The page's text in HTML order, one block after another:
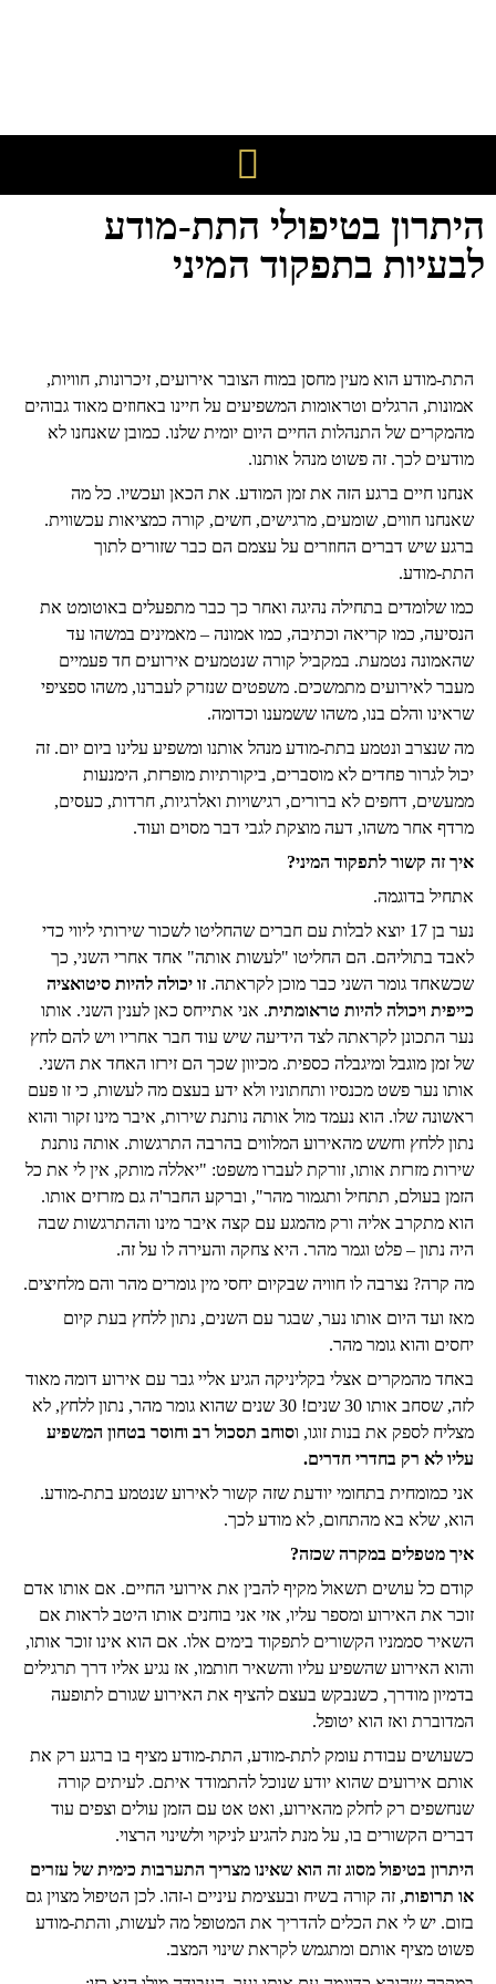
היתרון בטיפולי התת-מודע
לבעיות בתפקוד המיני
התת-מודע הוא מעין מחסן במוח הצובר אירועים, זיכרונות, חוויות,
אמונות, הרגלים וטראומות המשפיעים על חיינו באחוזים מאוד גבוהים
מהמקרים של התנהלות החיים היום יומית שלנו. כמובן שאנחנו לא
מודעים לכך. זה פשוט מנהל אותנו.
אנחנו חיים ברגע הזה את זמן המודע. את הכאן ועכשיו. כל מה
שאנחנו חווים, שומעים, מרגישים, חשים, קורה כמציאות עכשווית.
ברגע שיש דברים החוזרים על עצמם הם כבר שזורים לתוך
התת-מודע.
כמו שלומדים בתחילה נהיגה ואחר כך כבר מתפעלים באוטומט את
הנסיעה, כמו קריאה וכתיבה, כמו אמונה – מאמינים במשהו עד
שהאמונה נטמעת. במקביל קורה שנטמעים אירועים חד פעמיים
מעבר לאירועים מתמשכים. משפטים שנזרק לעברנו, משהו ספציפי
שראינו והלם בנו, משהו ששמענו וכדומה.
מה שנצרב ונטמע בתת-מודע מנהל אותנו ומשפיע עלינו ביום יום. זה
יכול לגרור פחדים לא מוסברים, ביקורתיות מופרזת, הימנעות
ממעשים, דחפים לא ברורים, רגישויות ואלרגיות, חרדות, כעסים,
מרדף אחר משהו, דעה מוצקת לגבי דבר מסוים ועוד.
איך זה קשור לתפקוד המיני?
אתחיל בדוגמה.
נער בן 17 יוצא לבלות עם חברים שהחליטו לשכור שירותי ליווי כדי
לאבד בתוליהם. הם החליטו "לעשות אותה" אחד אחרי השני, כך
שכשאחד גומר השני כבר מוכן לקראתה. זו יכולה להיות סיטואציה
כייפית ויכולה להיות טראומתית. אני אתייחס כאן לענין השני. אותו
נער התכונן לקראתה לצד הידיעה שיש עוד חבר אחריו ויש להם לחץ
של זמן מוגבל ומיגבלה כספית. מכיוון שכך הם זירזו האחד את השני.
אותו נער פשט מכנסיו ותחתוניו ולא ידע בעצם מה לעשות, כי זו פעם
ראשונה שלו. הוא נעמד מול אותה נותנת שירות, איבר מינו זקור והוא
נתון ללחץ וחשש מהאירוע המלווים בהרבה התרגשות. אותה נותנת
שירות מזרזת אותו, זורקת לעברו משפט: "יאללה מותק, אין לי את כל
הזמן בעולם, תתחיל ותגמור מהר", וברקע החבר'ה גם מזרזים אותו.
הוא מתקרב אליה ורק מהמגע עם קצה איבר מינו וההתרגשות שבה
היה נתון – פלט וגמר מהר. היא צחקה והעירה לו על זה.
מה קרה? נצרבה לו חוויה שבקיום יחסי מין גומרים מהר והם מלחיצים.
מאז ועד היום אותו נער, שבגר עם השנים, נתון ללחץ בעת קיום
יחסים והוא גומר מהר.
באחד מהמקרים אצלי בקליניקה הגיע אליי גבר עם אירוע דומה מאוד
לזה, שסחב אותו 30 שנים! 30 שנים שהוא גומר מהר, נתון ללחץ, לא
מצליח לספק את בנות זוגו, וסוחב תסכול רב וחוסר בטחון המשפיע
עליו לא רק בחדרי חדרים.
אני כמומחית בתחומי יודעת שזה קשור לאירוע שנטמע בתת-מודע.
הוא, שלא בא מהתחום, לא מודע לכך.
איך מטפלים במקרה שכזה?
קודם כל עושים תשאול מקיף להבין את אירועי החיים. אם אותו אדם
זוכר את האירוע ומספר עליו, אזי אני בוחנים אותו היטב לראות אם
השאיר סממניו הקשורים לתפקוד בימים אלו. אם הוא אינו זוכר אותו,
והוא האירוע שהשפיע עליו והשאיר חותמו, אז נגיע אליו דרך תרגילים
בדמיון מודרך, כשנבקש בעצם להציף את האירוע שגורם לתופעה
המדוברת ואז הוא יטופל.
כשעושים עבודת עומק לתת-מודע, התת-מודע מציף בו ברגע רק את
אותם אירועים שהוא יודע שנוכל להתמודד איתם. לעיתים קורה
שנחשפים רק לחלק מהאירוע, ואט אט עם הזמן עולים וצפים עוד
דברים הקשורים בו, על מנת להגיע לניקוי ולשינוי הרצוי.
היתרון בטיפול מסוג זה הוא שאינו מצריך התערבות כימית של עזרים
או תרופות, זה קורה בשיח ובעצימת עיניים ו-זהו. לכן הטיפול מצוין גם
בזום. יש לי את הכלים להדריך את המטופל מה לעשות, והתת-מודע
פשוט מציף אותם ומתגמש לקראת שינוי המצב.